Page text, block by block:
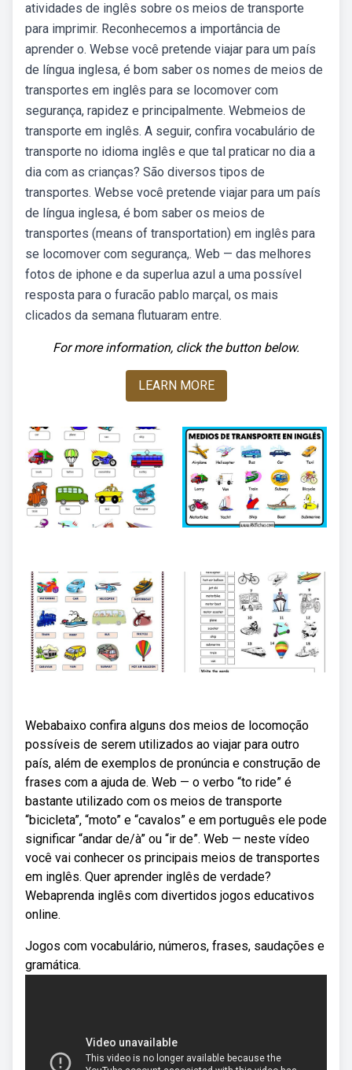
atividades de inglês sobre os meios de transporte
para imprimir. Reconhecemos a importância de
aprender o. Webse você pretende viajar para um país
de língua inglesa, é bom saber os nomes de meios de
transportes em inglês para se locomover com
segurança, rapidez e principalmente. Webmeios de
transporte em inglês. A seguir, confira vocabulário de
transporte no idioma inglês e que tal praticar no dia a
dia com as crianças? São diversos tipos de
transportes. Webse você pretende viajar para um país
de língua inglesa, é bom saber os meios de
transportes (means of transportation) em inglês para
se locomover com segurança,. Web — das melhores
fotos de iphone e da superlua azul a uma possível
resposta para o furacão pablo marçal, os mais
clicados da semana flutuaram entre.
For more information, click the button below.
LEARN MORE
Webabaixo confira alguns dos meios de locomoção
possíveis de serem utilizados ao viajar para outro
país, além de exemplos de pronúncia e construção de
frases com a ajuda de. Web — o verbo “to ride” é
bastante utilizado com os meios de transporte
“bicicleta”, “moto” e “cavalos” e em português ele pode
significar “andar de/à” ou “ir de”. Web — neste vídeo
você vai conhecer os principais meios de transportes
em inglês. Quer aprender inglês de verdade?
Webaprenda inglês com divertidos jogos educativos
online.
Jogos com vocabulário, números, frases, saudações e
gramática.